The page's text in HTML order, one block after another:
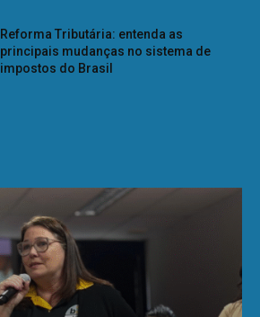
Reforma Tributária: entenda as
principais mudanças no sistema de
impostos do Brasil